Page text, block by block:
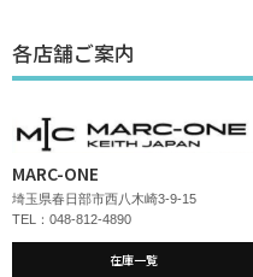
各店舗ご案内
MARC-ONE
埼玉県春日部市西八木崎3-9-15
TEL：048-812-4890
在庫一覧